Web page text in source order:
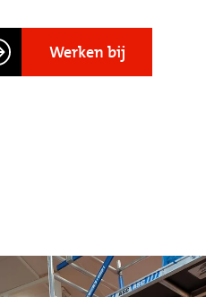
Werken bij